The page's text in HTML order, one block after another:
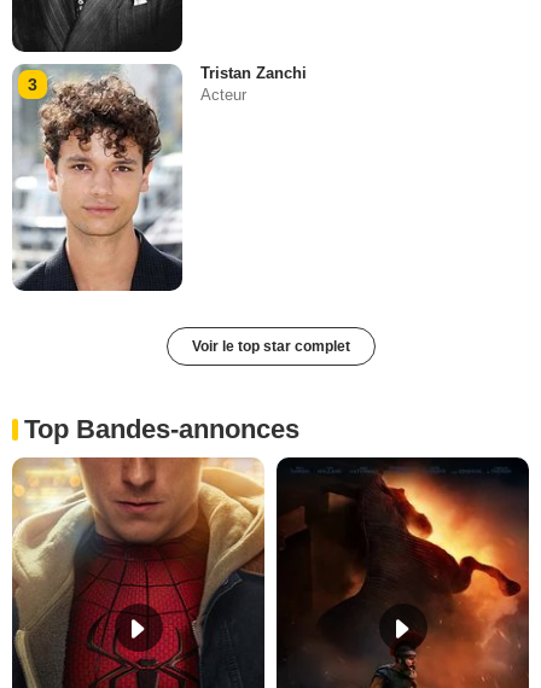
3
Tristan Zanchi
Acteur
Voir le top star complet
Top Bandes-annonces